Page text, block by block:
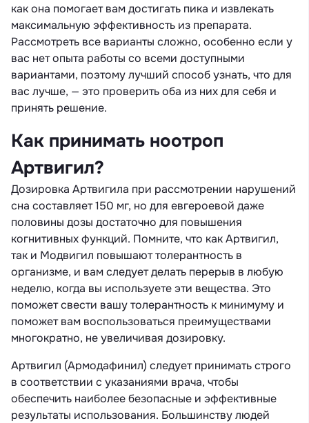
как она помогает вам достигать пика и извлекать
максимальную эффективность из препарата.
Рассмотреть все варианты сложно, особенно если у
вас нет опыта работы со всеми доступными
вариантами, поэтому лучший способ узнать, что для
вас лучше, — это проверить оба из них для себя и
принять решение.
Как принимать ноотроп
Артвигил?
Дозировка Артвигила при рассмотрении нарушений
сна составляет 150 мг, но для евгероевой даже
половины дозы достаточно для повышения
когнитивных функций. Помните, что как Артвигил,
так и Модвигил повышают толерантность в
организме, и вам следует делать перерыв в любую
неделю, когда вы используете эти вещества. Это
поможет свести вашу толерантность к минимуму и
поможет вам воспользоваться преимуществами
многократно, не увеличивая дозировку.
Артвигил (Армодафинил) следует принимать строго
в соответствии с указаниями врача, чтобы
обеспечить наиболее безопасные и эффективные
результаты использования. Большинству людей